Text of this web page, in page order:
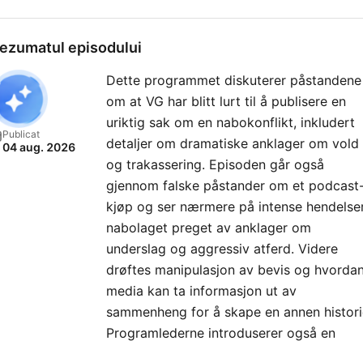
har vært engasjert av
klienter. Henlagt driver ikke
formidler andres arbeid i en
journalistisk og fortellende
form. Redaksjonen lover å
levere ekte historier om
virkelige mennesker, der
kampen for rettferdighet
fortsetter etter at systemet
har gitt opp. For redaksjonelle
henvendelser:
gustav@henlagt.no
episodului
Publicat
04 aug. 2026
Dette programmet diskuterer påstandene
om at VG har blitt lurt til å publisere en
uriktig sak om en nabokonflikt, inkludert
detaljer om dramatiske anklager om vold
og trakassering. Episoden går også
gjennom falske påstander om et
kjøp og ser nærmere på intense
nabolaget preget av anklager om
underslag og aggressiv atferd. Videre
drøftes manipulasjon av bevis og
media kan ta informasjon ut av
sammenheng for å skape en annen
Programlederne introduserer også en